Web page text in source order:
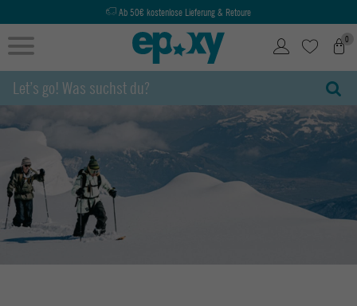
Hotline:+49 991 3831077
0